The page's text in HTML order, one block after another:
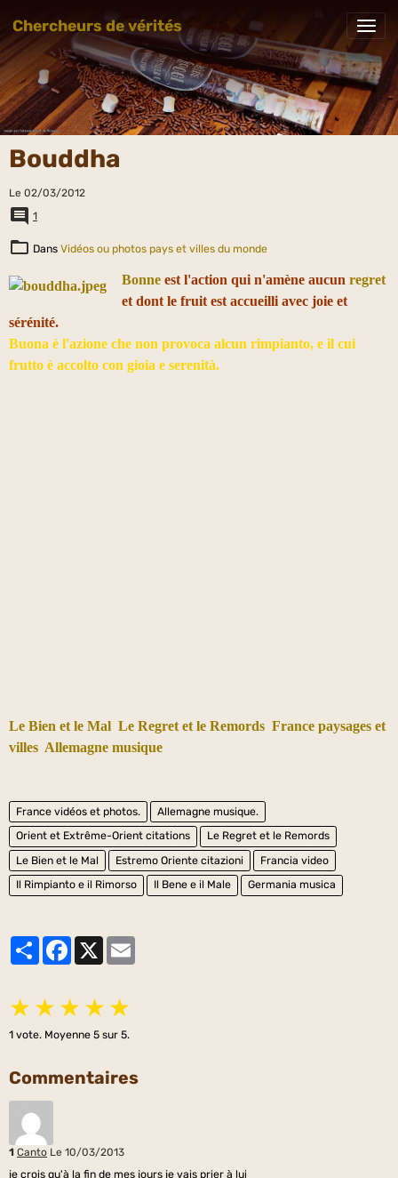
Chercheurs de vérités
Bouddha
Le 02/03/2012
1
Dans Vidéos ou photos pays et villes du monde
Bonne est l'action qui n'amène aucun regret
et dont le fruit est accueilli avec joie et
sérénité.
Buona è l'azione che non provoca alcun rimpianto, e il cui
frutto è accolto con gioia e serenità.
Le Bien et le Mal Le Regret et le Remords France paysages et
villes Allemagne musique
France vidéos et photos.
Allemagne musique.
Orient et Extrême-Orient citations
Le Regret et le Remords
Le Bien et le Mal
Estremo Oriente citazioni
Francia video
Il Rimpianto e il Rimorso
Il Bene e il Male Germania musica
PartagerFacebook
★ ★ ★ ★ ★
1 vote. Moyenne 5 sur 5.
Commentaires
1 Canto Le 10/03/2013
je crois qu'à la fin de mes jours je vais prier à lui